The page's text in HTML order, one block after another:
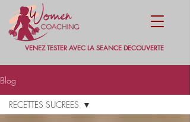
VENEZ TESTER AVEC LA SEANCE DECOUVERTE
Blog
RECETTES SUCREES